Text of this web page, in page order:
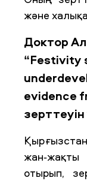
және
Доктор
“Festivity
evidence
жан-
отырып,